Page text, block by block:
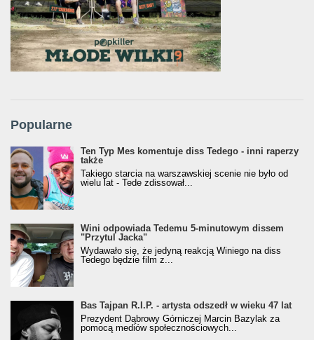
Popularne
Ten Typ Mes komentuje diss Tedego - inni raperzy
także
Takiego starcia na warszawskiej scenie nie było od
wielu lat - Tede zdissował...
Wini odpowiada Tedemu 5-minutowym dissem
"Przytul Jacka"
Wydawało się, że jedyną reakcją Winiego na diss
Tedego będzie film z...
Bas Tajpan R.I.P. - artysta odszedł w wieku 47 lat
Prezydent Dąbrowy Górniczej Marcin Bazylak za
pomocą mediów społecznościowych...